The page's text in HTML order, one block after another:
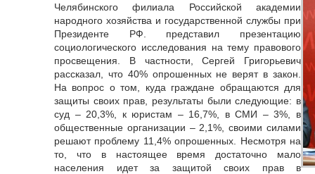
Челябинского филиала Российской академии
народного хозяйства и государственной службы при
Президенте РФ. представил презентацию
социологического исследования на тему правового
просвещения. В частности, Сергей Григорьевич
рассказал, что 40% опрошенных не верят в закон.
На вопрос о том, куда граждане обращаются для
защиты своих прав, результаты были следующие: в
суд – 20,3%, к юристам – 16,7%, в СМИ – 3%, в
общественные организации – 2,1%, своими силами
решают проблему 11,4% опрошенных. Несмотря на
то, что в настоящее время достаточно мало
населения идет за защитой своих прав в